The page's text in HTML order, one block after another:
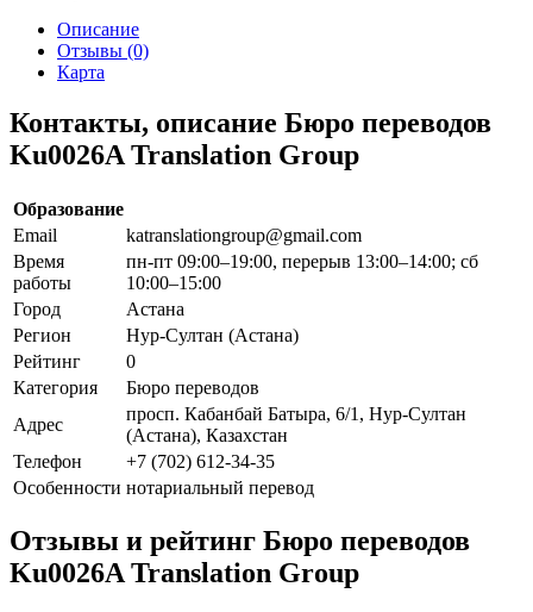
Описание
Отзывы (0)
Карта
Контакты, описание Бюро переводов
Ku0026A Translation Group
Образование
Email
katranslationgroup@gmail.com
Время
работы
пн-пт 09:00–19:00, перерыв 13:00–14:00; сб
10:00–15:00
Город
Астана
Регион
Нур-Султан (Астана)
Рейтинг
0
Категория
Бюро переводов
Адрес
просп. Кабанбай Батыра, 6/1, Нур-Султан
(Астана), Казахстан
Телефон
+7 (702) 612-34-35
Особенности нотариальный перевод
Отзывы и рейтинг Бюро переводов
Ku0026A Translation Group